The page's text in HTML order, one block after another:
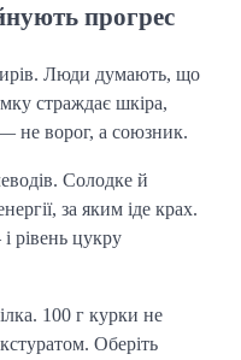
прогрес
Люди думають, що
страждає шкіра,
не ворог, а союзник.
Солодке й
за яким іде крах.
рівень цукру
100 г курки не
Оберіть